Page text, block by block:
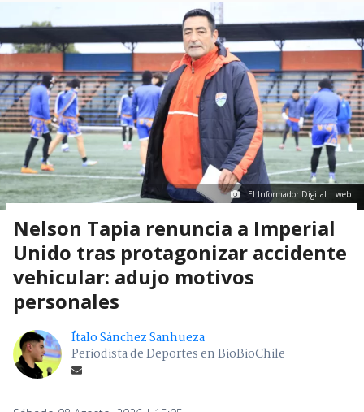
El Informador Digital | web
Nelson Tapia renuncia a Imperial
Unido tras protagonizar accidente
vehicular: adujo motivos
personales
Ítalo Sánchez Sanhueza
Periodista de Deportes en BioBioChile